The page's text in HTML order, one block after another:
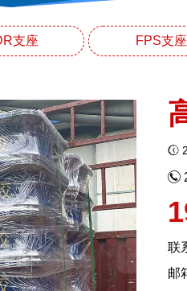
支座 FPS支座
联
邮